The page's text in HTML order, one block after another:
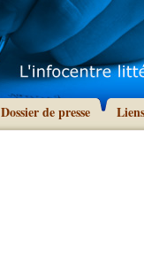
Dossier de presse Liens